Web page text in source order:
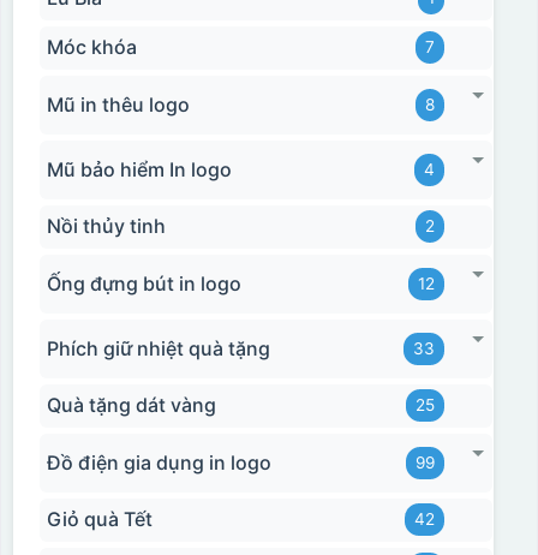
Móc khóa 7
Mũ in thêu logo 8
Mũ bảo hiểm In logo 4
Nồi thủy tinh 2
Ống đựng bút in logo 12
Phích giữ nhiệt quà tặng 33
Quà tặng dát vàng 25
Đồ điện gia dụng in logo 99
Giỏ quà Tết 42